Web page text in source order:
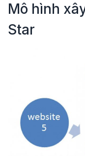
Mô hình
Star